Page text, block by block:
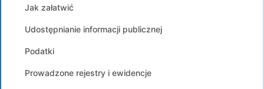
Jak załatwić
Udostępnianie informacji publicznej
Podatki
Prowadzone rejestry i ewidencje